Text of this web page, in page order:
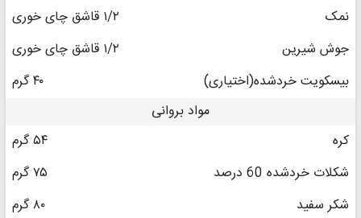
نمک
۱/۲ قاشق چای خوری
جوش شیرین
۱/۲ قاشق چای خوری
بیسکویت خردشده(اختیاری)
۴۰ گرم
مواد بروانی
کره
۵۴ گرم
شکلات خردشده 60 درصد
۷۵ گرم
شکر سفید
۸۰ گرم